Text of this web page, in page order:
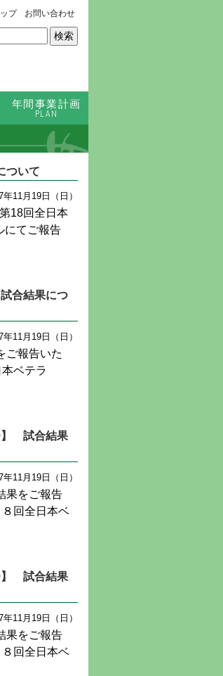
プ お問い合わせ
年間事業計画
PLAN
ついて
年11月19日（日）
18回全日本
にてご報告
合結果につ
年11月19日（日）
ご報告いた
ベテラ
】 試合結果
年11月19日（日）
果をご報告
回全日本ベ
】 試合結果
年11月19日（日）
果をご報告
回全日本ベ